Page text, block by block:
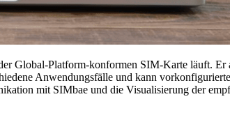
Global-Platform-konformen SIM-Karte läuft. Er
Anwendungsfälle und kann
mit SIMbae und die Visualisierung der